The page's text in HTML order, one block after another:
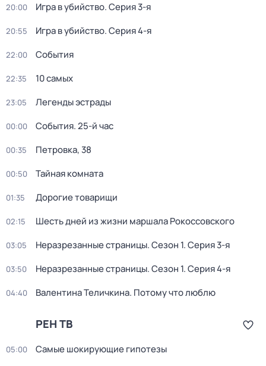
20:00 Игра в убийство. Серия 3-я
20:55 Игра в убийство. Серия 4-я
22:00 События
22:35 10 самых
23:05 Легенды эстрады
00:00 События. 25-й час
00:35 Петровка, 38
00:50 Тайная комната
01:35 Дорогие товарищи
02:15 Шесть дней из жизни маршала Рокоссовского
03:05 Неразрезанные страницы. Сезон 1. Серия 3-я
03:50 Неразрезанные страницы. Сезон 1. Серия 4-я
04:40 Валентина Теличкина. Потому что люблю
РЕН ТВ
05:00 Самые шoкиpующие гипотезы